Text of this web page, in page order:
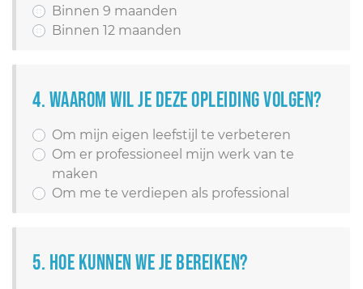
Binnen 9 maanden
Binnen 12 maanden
4. Waarom wil je deze opleiding volgen?
Om mijn eigen leefstijl te verbeteren
Om er professioneel mijn werk van te
maken
Om me te verdiepen als professional
5. Hoe kunnen we je bereiken?